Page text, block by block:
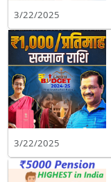
3/22/2025
3/22/2025